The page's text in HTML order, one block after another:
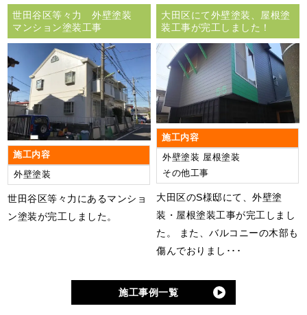
世田谷区等々力 外壁塗装
マンション塗装工事
施工内容
外壁塗装
世田谷区等々力にあるマンショ
ン塗装が完工しました。
大田区にて外壁塗装、屋根塗
装工事が完工しました！
施工内容
外壁塗装 屋根塗装
その他工事
大田区のS様邸にて、外壁塗
装・屋根塗装工事が完工しまし
た。 また、バルコニーの木部も
傷んでおりまし･･･
施工事例一覧